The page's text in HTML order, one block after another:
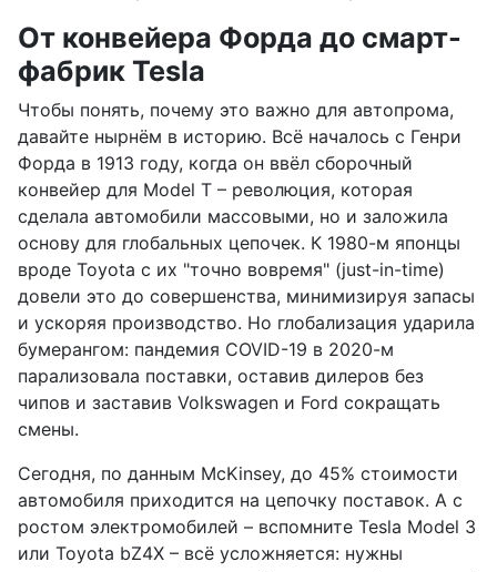
От конвейера Форда до смарт-
фабрик Tesla
Чтобы понять, почему это важно для автопрома,
давайте нырнём в историю. Всё началось с Генри
Форда в 1913 году, когда он ввёл сборочный
конвейер для Model T – революция, которая
сделала автомобили массовыми, но и заложила
основу для глобальных цепочек. К 1980-м японцы
вроде Toyota с их "точно вовремя" (just-in-time)
довели это до совершенства, минимизируя запасы
и ускоряя производство. Но глобализация ударила
бумерангом: пандемия COVID-19 в 2020-м
парализовала поставки, оставив дилеров без
чипов и заставив Volkswagen и Ford сокращать
смены.
Сегодня, по данным McKinsey, до 45% стоимости
автомобиля приходится на цепочку поставок. А с
ростом электромобилей – вспомните Tesla Model 3
или Toyota bZ4X – всё усложняется: нужны